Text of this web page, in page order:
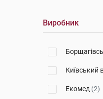
Виробник
Київський
Екомед (2)